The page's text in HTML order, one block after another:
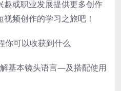
或职业发展提供更多创作
频创作的学习之旅吧！
你可以收获到什么
基本镜头语言—及搭配使用